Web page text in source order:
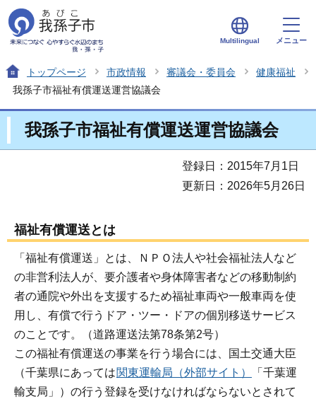
Multilingual メニュー
トップページ 市政情報 審議会・委員会
健康福祉
我孫子市福祉有償運送運営協議会
我孫子市福祉有償運送運営協議会
登録日：2015年7月1日
更新日：2026年5月26日
福祉有償運送とは
「福祉有償運送」とは、ＮＰＯ法人や社会福祉法人など
の非営利法人が、要介護者や身体障害者などの移動制約
者の通院や外出を支援するため福祉車両や一般車両を使
用し、有償で行うドア・ツー・ドアの個別移送サービス
のことです。（道路運送法第78条第2号）
この福祉有償運送の事業を行う場合には、国土交通大臣
（千葉県にあっては関東運輸局（外部サイト）
「千葉運
輸支局」）の行う登録を受けなければならないとされて